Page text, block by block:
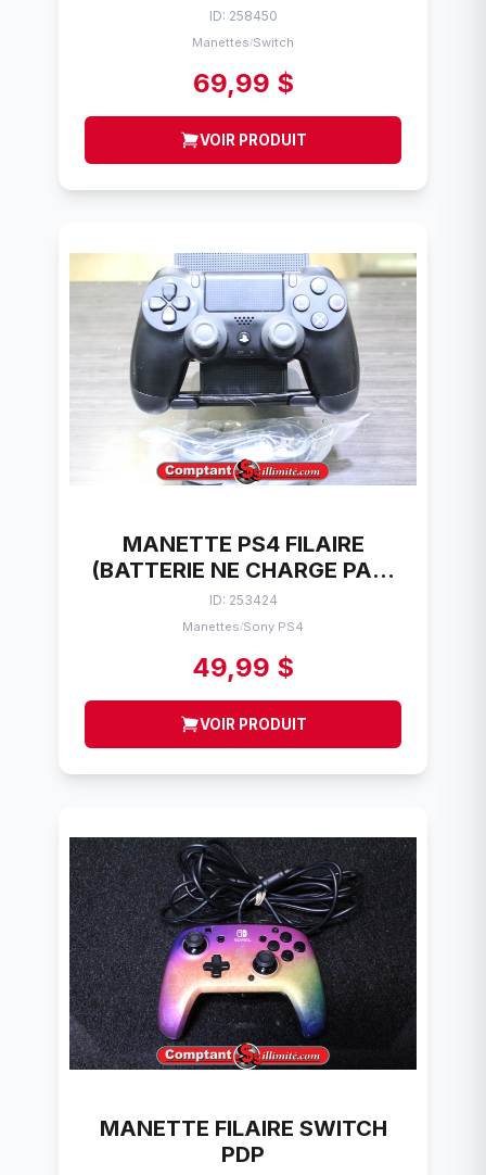
ID: 258450
Manettes/Switch
69,99 $
VOIR PRODUIT
MANETTE PS4 FILAIRE
(BATTERIE NE CHARGE PAS)
SONY CUH-ZCT2U
ID: 253424
Manettes/Sony PS4
49,99 $
VOIR PRODUIT
MANETTE FILAIRE SWITCH
PDP